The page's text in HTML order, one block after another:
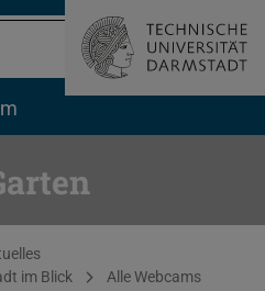
im Blick
Alle Webcams